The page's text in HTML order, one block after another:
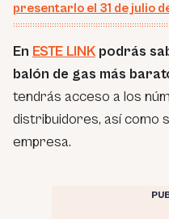
presentarlo el 31 de julio
En ESTE LINK podrás
balón de gas más
tendrás acceso a los
distribuidores, así como
empresa.